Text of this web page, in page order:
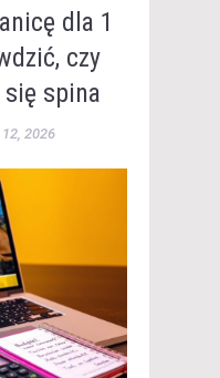
dla 1
czy
się spina
12, 2026